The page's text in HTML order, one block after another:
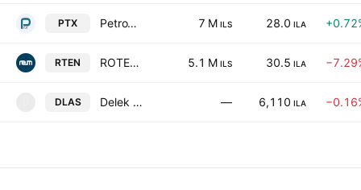
PTX PetroTX - Limited Partnership 7 M ILS 28.0 ILA
RTEN ROTEM ENERGY MINERAL (REM) - LIMITED PARTNERSHIP 5.1 M ILS 30.5 ILA
DLAS Delek Property Development Ltd. — 6,110 ILA